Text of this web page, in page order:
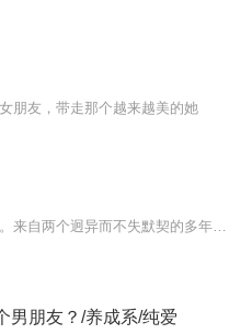
朋友，带走那个越来越美的她
男朋友？/养成系/纯爱